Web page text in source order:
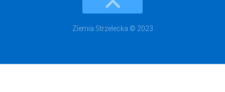
Ziemia Strzelecka © 2023